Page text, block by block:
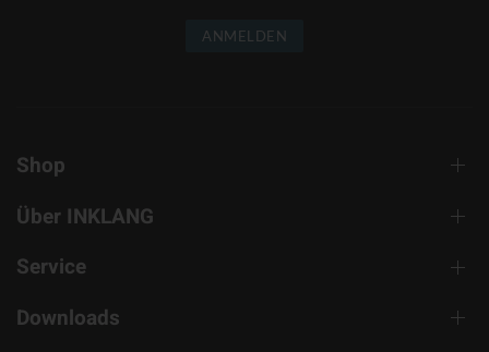
ANMELDEN
Shop
Über INKLANG
Service
Downloads